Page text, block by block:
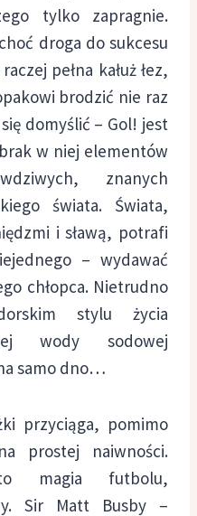
tylko zapragnie.
droga do sukcesu
pełna kałuż łez,
brodzić nie raz
domyślić – Gol! jest
w niej elementów
znanych
świata. Świata,
i sławą, potrafi
– wydawać
chłopca. Nietrudno
stylu życia
wody sodowej
samo dno…
przyciąga, pomimo
prostej naiwności.
magia futbolu,
Sir Matt Busby –